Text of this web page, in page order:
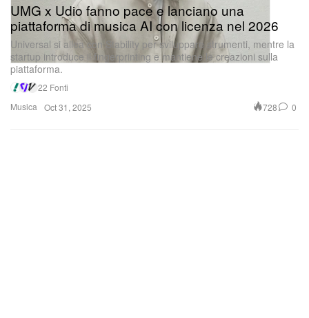
Musica
UMG x Udio fanno pace e lanciano una
piattaforma di musica AI con licenza nel 2026
Universal si allea con Stability per sviluppare strumenti, mentre la
startup introduce il fingerprinting e mantiene le creazioni sulla
piattaforma.
22 Fonti
Oct 31, 2025
728 0